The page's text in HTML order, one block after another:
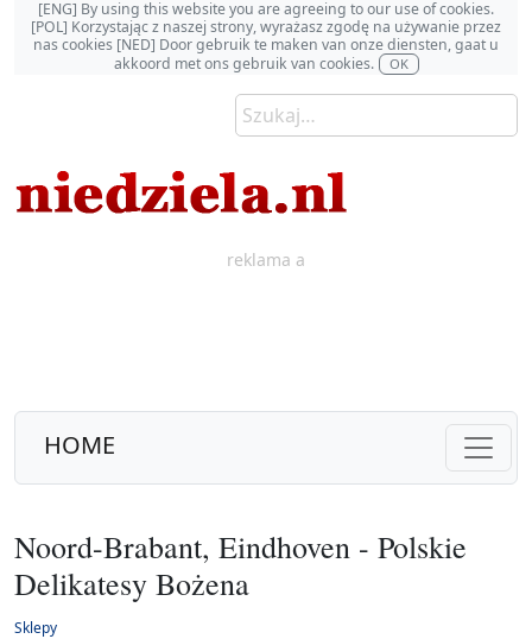
[ENG] By using this website you are agreeing to our use of cookies.
[POL] Korzystając z naszej strony, wyrażasz zgodę na używanie przez
nas cookies [NED] Door gebruik te maken van onze diensten, gaat u
akkoord met ons gebruik van cookies.
OK
reklama a
HOME
Noord-Brabant, Eindhoven - Polskie
Delikatesy Bożena
Sklepy